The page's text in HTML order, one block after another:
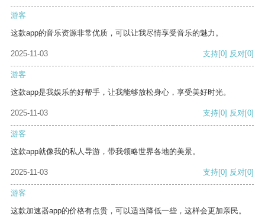
游客
这款app的音乐资源非常优质，可以让我尽情享受音乐的魅力。
2025-11-03 支持[0] 反对[0]
游客
这款app是我娱乐的好帮手，让我能够放松身心，享受美好时光。
2025-11-03 支持[0] 反对[0]
游客
这款app就像我的私人导游，带我领略世界各地的美景。
2025-11-03 支持[0] 反对[0]
游客
这款加速器app的价格有点贵，可以适当降低一些，这样会更加亲民。